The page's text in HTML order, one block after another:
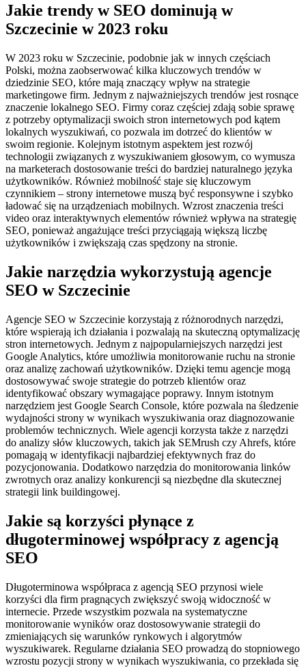
Jakie trendy w SEO dominują w
Szczecinie w 2023 roku
W 2023 roku w Szczecinie, podobnie jak w innych częściach
Polski, można zaobserwować kilka kluczowych trendów w
dziedzinie SEO, które mają znaczący wpływ na strategie
marketingowe firm. Jednym z najważniejszych trendów jest rosnące
znaczenie lokalnego SEO. Firmy coraz częściej zdają sobie sprawę
z potrzeby optymalizacji swoich stron internetowych pod kątem
lokalnych wyszukiwań, co pozwala im dotrzeć do klientów w
swoim regionie. Kolejnym istotnym aspektem jest rozwój
technologii związanych z wyszukiwaniem głosowym, co wymusza
na marketerach dostosowanie treści do bardziej naturalnego języka
użytkowników. Również mobilność staje się kluczowym
czynnikiem – strony internetowe muszą być responsywne i szybko
ładować się na urządzeniach mobilnych. Wzrost znaczenia treści
video oraz interaktywnych elementów również wpływa na strategię
SEO, ponieważ angażujące treści przyciągają większą liczbę
użytkowników i zwiększają czas spędzony na stronie.
Jakie narzędzia wykorzystują agencje
SEO w Szczecinie
Agencje SEO w Szczecinie korzystają z różnorodnych narzędzi,
które wspierają ich działania i pozwalają na skuteczną optymalizację
stron internetowych. Jednym z najpopularniejszych narzędzi jest
Google Analytics, które umożliwia monitorowanie ruchu na stronie
oraz analizę zachowań użytkowników. Dzięki temu agencje mogą
dostosowywać swoje strategie do potrzeb klientów oraz
identyfikować obszary wymagające poprawy. Innym istotnym
narzędziem jest Google Search Console, które pozwala na śledzenie
wydajności strony w wynikach wyszukiwania oraz diagnozowanie
problemów technicznych. Wiele agencji korzysta także z narzędzi
do analizy słów kluczowych, takich jak SEMrush czy Ahrefs, które
pomagają w identyfikacji najbardziej efektywnych fraz do
pozycjonowania. Dodatkowo narzędzia do monitorowania linków
zwrotnych oraz analizy konkurencji są niezbędne dla skutecznej
strategii link buildingowej.
Jakie są korzyści płynące z
długoterminowej współpracy z agencją
SEO
Długoterminowa współpraca z agencją SEO przynosi wiele
korzyści dla firm pragnących zwiększyć swoją widoczność w
internecie. Przede wszystkim pozwala na systematyczne
monitorowanie wyników oraz dostosowywanie strategii do
zmieniających się warunków rynkowych i algorytmów
wyszukiwarek. Regularne działania SEO prowadzą do stopniowego
wzrostu pozycji strony w wynikach wyszukiwania, co przekłada się